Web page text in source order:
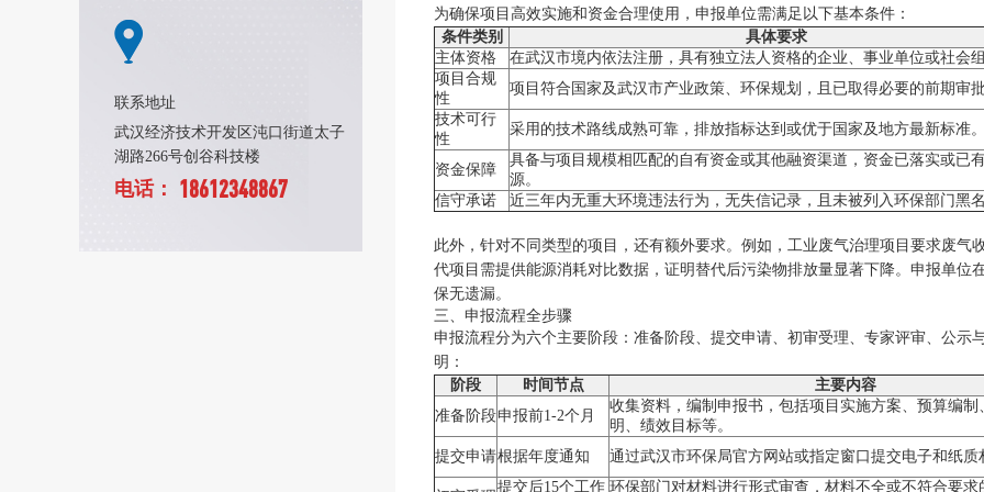
联系地址
武汉经济技术开发区沌口街道太子
湖路266号创谷科技楼
电话： 18612348867
为确保项目高效实施和资金合理使用，申报单位需满足以下基本条件：
条件类别
具体要求
主体资格
在武汉市境内依法注册，具有独立法人资格的企业、事业单位或社会
项目合规
性
项目符合国家及武汉市产业政策、环保规划，且已取得必要的前期审
技术可行
性
采用的技术路线成熟可靠，排放指标达到或优于国家及地方最新标准
资金保障
具备与项目规模相匹配的自有资金或其他融资渠道，资金已落实或已
源。
信守承诺
近三年内无重大环境违法行为，无失信记录，且未被列入环保部门黑
此外，针对不同类型的项目，还有额外要求。例如，工业废气治理项目要求废气
代项目需提供能源消耗对比数据，证明替代后污染物排放量显著下降。申报单位
保无遗漏。
三、申报流程全步骤
申报流程分为六个主要阶段：准备阶段、提交申请、初审受理、专家评审、公示
明：
阶段
时间节点
主要内容
准备阶段申报前1-2个月
收集资料，编制申报书，包括项目实施方案、预算编制
明、绩效目标等。
提交申请根据年度通知 通过武汉市环保局官方网站或指定窗口提交电子和纸质
提交后15个工作 环保部门对材料进行形式审查，材料不全或不符合要求